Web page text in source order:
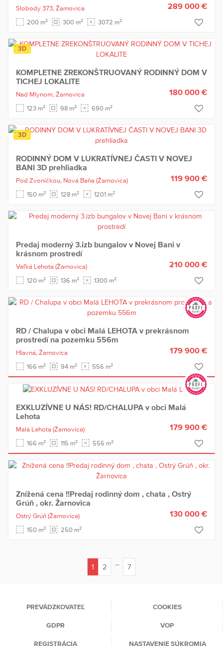
Slobody 373, Žarnovica
200 m2 300 m2 3072 m2
289 000 €
3D
KOMPLETNE ZREKONŠTRUOVANÝ RODINNÝ DOM V
TICHEJ LOKALITE
Nad Mlynom, Žarnovica
123 m2 98 m2 690 m2
180 000 €
3D
RODINNÝ DOM V LUKRATÍVNEJ ČASTI V NOVEJ
BANI 3D prehliadka
Pod Zvoničkou, Nová Baňa (Žarnovica)
150 m2 128 m2 1201 m2
119 900 €
Predaj moderný 3.izb bungalov v Novej Bani v
krásnom prostredí
Veľká Lehota (Žarnovica)
120 m2 136 m2 1300 m2
210 000 €
RD / Chalupa v obci Malá LEHOTA v prekrásnom
prostredí na pozemku 556m
Hlavná, Žarnovica
166 m2 94 m2 556 m2
179 900 €
EXKLUZÍVNE U NÁS! RD/CHALUPA v obci Malá
Lehota
Malá Lehota (Žarnovica)
166 m2 115 m2 556 m2
179 900 €
Znížená cena !!Predaj rodinný dom , chata , Ostrý
Grúň , okr. Žarnovica
Ostrý Grúň (Žarnovica)
150 m2 250 m2
130 000 €
1
2 ... 7
PREVÁDZKOVATEĽ COOKIES
GDPR VOP
REGISTRÁCIA NASTAVENIE SÚKROMIA